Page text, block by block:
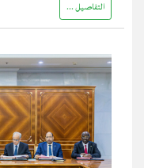
التفاصيل ...